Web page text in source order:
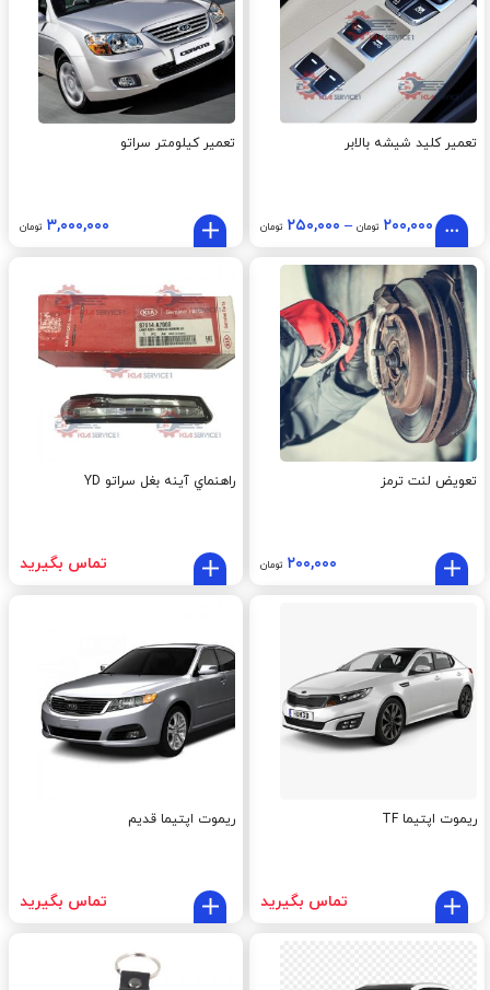
تعمیر کلید شیشه بالابر
۲۰۰,۰۰۰ تومان– ۲۵۰,۰۰۰ تومان
تعمیر کیلومتر سراتو
۳,۰۰۰,۰۰۰ تومان
تعویض لنت ترمز
۲۰۰,۰۰۰ تومان
راهنماي آينه بغل سراتو YD
تماس بگیرید
ریموت اپتیما TF
تماس بگیرید
ریموت اپتیما قدیم
تماس بگیرید